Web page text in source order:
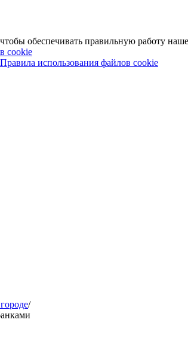
обеспечивать правильную работу
cookie
Правила использования файлов cookie
/